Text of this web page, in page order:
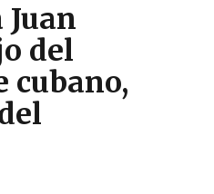
del
cubano,